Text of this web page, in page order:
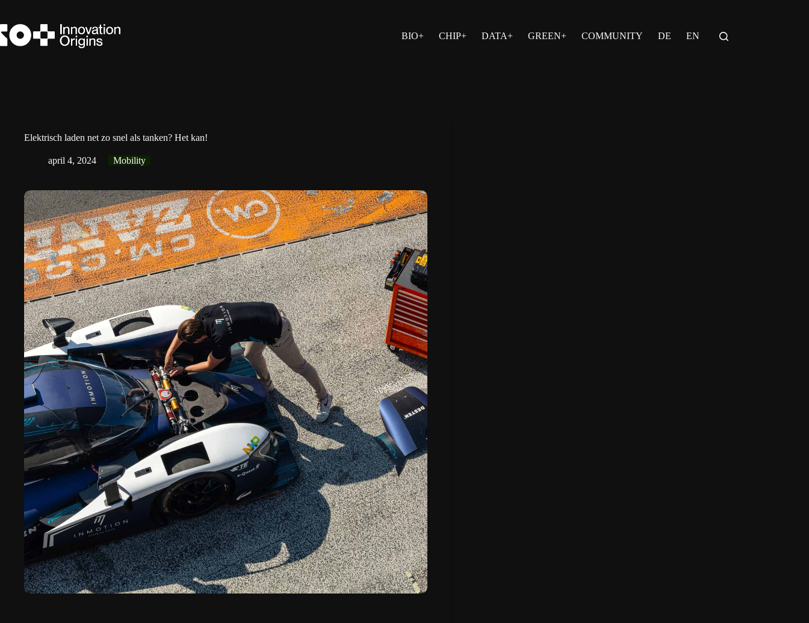
de
inhoud
BIO+ CHIP+ DATA+ GREEN+ COMMUNITY DE EN
Elektrisch laden net zo snel als tanken? Het kan!
april 4, 2024 Mobility